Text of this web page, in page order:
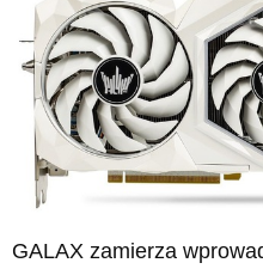
GALAX zamierza